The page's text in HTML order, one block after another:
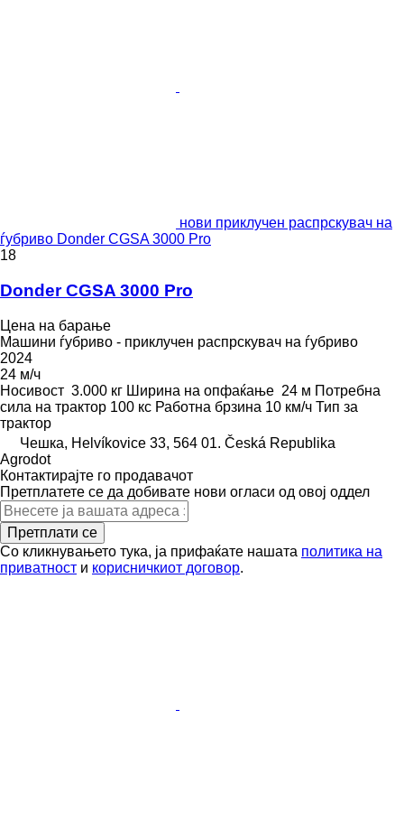
нови приклучен распрскувач на
ѓубриво Donder CGSA 3000 Pro
18
Donder CGSA 3000 Pro
Цена на барање
Машини ѓубриво - приклучен распрскувач на ѓубриво
2024
24 м/ч
Носивост 3.000 кг Ширина на опфаќање 24 м Потребна
сила на трактор 100 кс Работна брзина 10 км/ч Тип за
трактор
Чешка, Helvíkovice 33, 564 01. Česká Republika
Agrodot
Контактирајте го продавачот
Претплатете се да добивате нови огласи од овој оддел
Претплати се
Со кликнувањето тука, ја прифаќате нашата политика на
приватност и корисничкиот договор.